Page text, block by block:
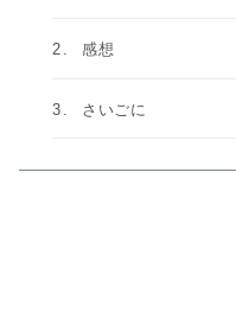
感想
さいごに